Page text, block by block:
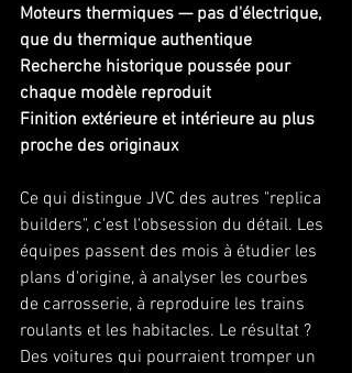
Moteurs thermiques — pas d'électrique,
que du thermique authentique
Recherche historique poussée pour
chaque modèle reproduit
Finition extérieure et intérieure au plus
proche des originaux
Ce qui distingue JVC des autres "replica
builders", c'est l'obsession du détail. Les
équipes passent des mois à étudier les
plans d'origine, à analyser les courbes
de carrosserie, à reproduire les trains
roulants et les habitacles. Le résultat ?
Des voitures qui pourraient tromper un